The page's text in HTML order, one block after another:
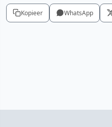
Kopieer WhatsApp